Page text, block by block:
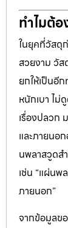
ทำไมต้
ในยุคที่วัสดุ
สวยงาม วัส
ยกให้เป็นอี
หนักเบา ไ
เรื่องปลวก
และภายนอ
นพลาสวูดส
เช่น “แผ่นพ
ภายนอก”
จากข้อมูลข